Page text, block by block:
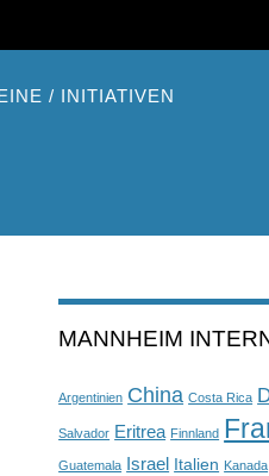
/ INITIATIVEN
MANNHEIM
Argentinien China Costa Rica
Salvador Eritrea Finnland
Guatemala Israel Italien Kanada